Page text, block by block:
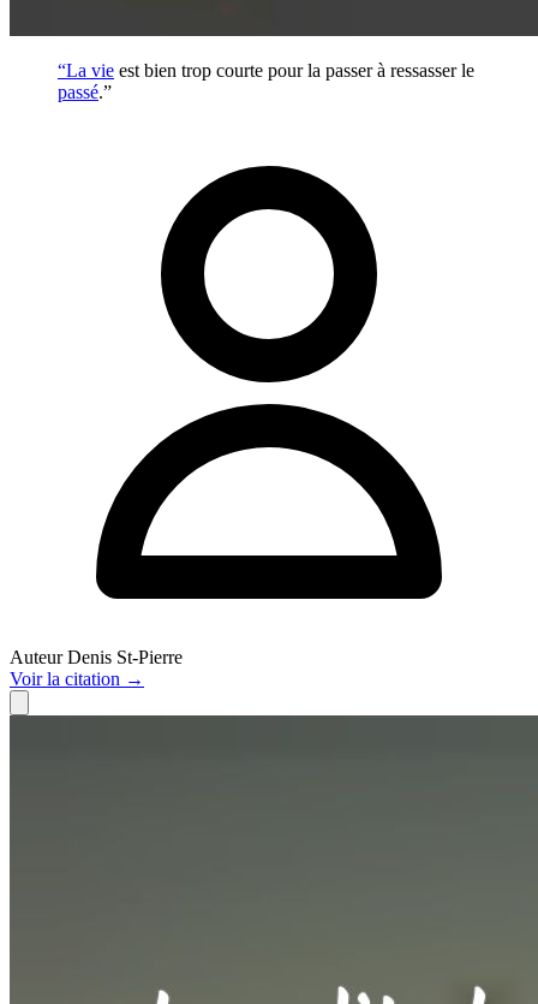
“La vie est bien trop courte pour la passer à ressasser le
passé.”
Auteur Denis St-Pierre
Voirla citation →